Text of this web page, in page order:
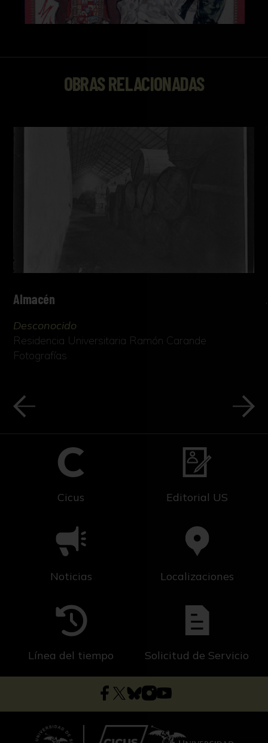
OBRAS RELACIONADAS
Almacén
Desconocido
Residencia Universitaria Ramón Carande
Fotografías
Cicus Editorial US
Noticias Localizaciones
Línea del tiempo Solicitud de Servicio